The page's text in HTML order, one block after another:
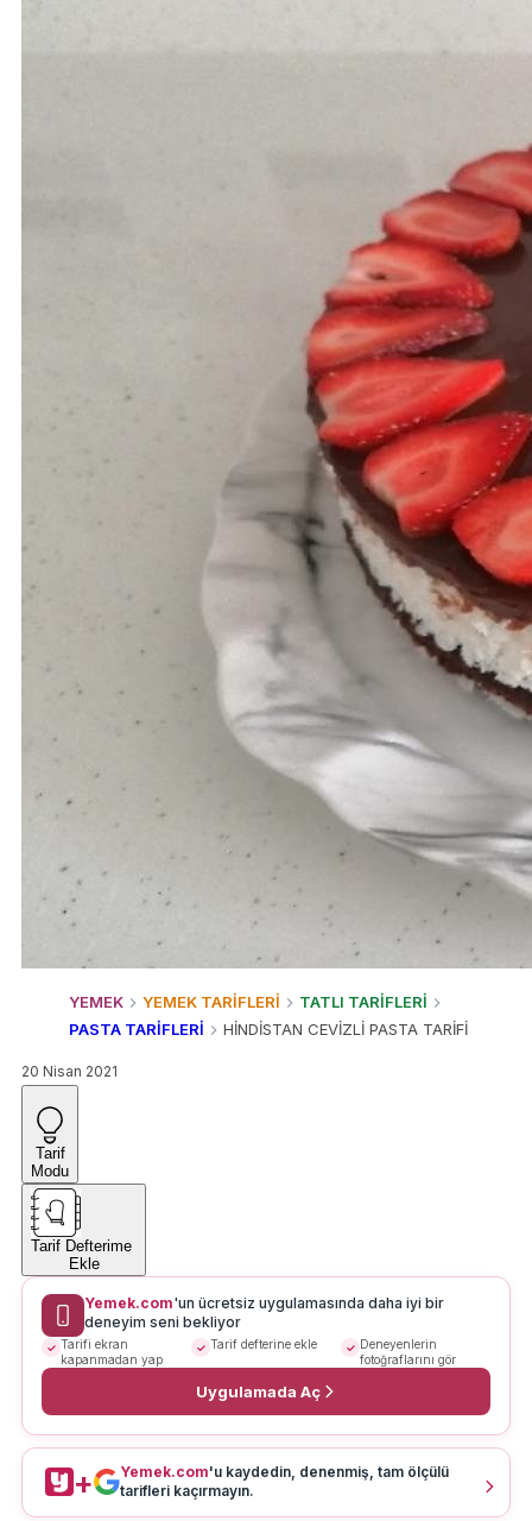
YEMEK YEMEK TARİFLERİ
TATLI TARİFLERİ
PASTA TARİFLERİ
HİNDİSTAN CEVİZLİ PASTA TARİFİ
20 Nisan 2021
Tarif
Modu
Tarif Defterime
Ekle
Yemek.com'un ücretsiz uygulamasında daha iyi bir
deneyim seni bekliyor
Tarifi ekran
kapanmadan yap
Tarif defterine ekle
Deneyenlerin
fotoğraflarını gör
Uygulamada Aç
+ Yemek.com'u kaydedin, denenmiş, tam ölçülü
tarifleri kaçırmayın.